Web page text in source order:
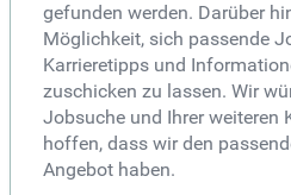
gefunden werden. Darüber
Möglichkeit, sich passende
Karrieretipps und
zuschicken zu lassen. Wir
Jobsuche und Ihrer weiteren
hoffen, dass wir den
Angebot haben.